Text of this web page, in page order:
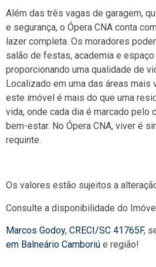
Além das três vagas de garagem,
e segurança, o Ópera CNA conta
lazer completa. Os moradores
salão de festas, academia e
proporcionando uma qualidade de
Localizado em uma das áreas mais
este imóvel é mais do que uma
vida, onde cada dia é marcado pelo
bem-estar. No Ópera CNA, viver é
requinte.
Os valores estão sujeitos a
Consulte a disponibilidade do
Marcos Godoy, CRECI/SC 41765F,
em Balneário Camboriú e região!